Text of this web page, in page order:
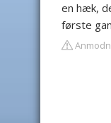
en hæk,
første